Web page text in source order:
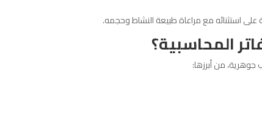
استثنائه مع مراعاة طبيعة النشاط وحجمه.
المحاسبية؟
من أبرزها: